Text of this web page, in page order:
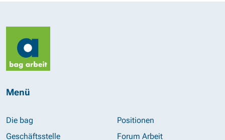
Menü
Die bag
Geschäftsstelle
Positionen
Forum Arbeit